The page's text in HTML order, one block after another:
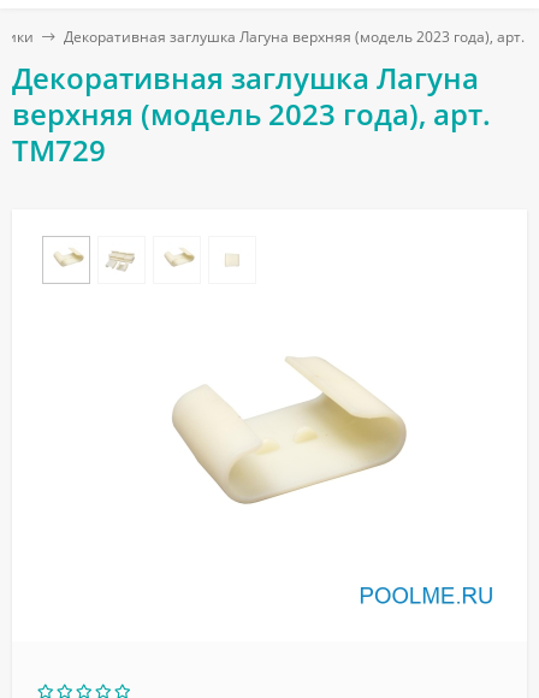
Декоративная заглушка Лагуна верхняя (модель 2023 года), арт.
Декоративная заглушка Лагуна
верхняя (модель 2023 года), арт.
ТМ729